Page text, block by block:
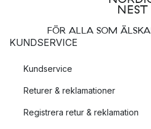
FÖR ALLA SOM
KUNDSERVICE
Kundservice
Returer & reklamationer
Registrera retur & reklamation